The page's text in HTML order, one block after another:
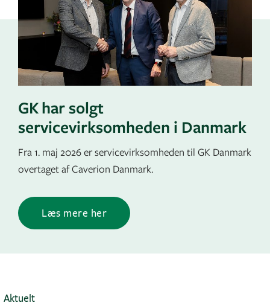
GK har solgt
servicevirksomheden i Danmark
Fra 1. maj 2026 er servicevirksomheden til GK Danmark
overtaget af Caverion Danmark.
Læs mere her
Aktuelt